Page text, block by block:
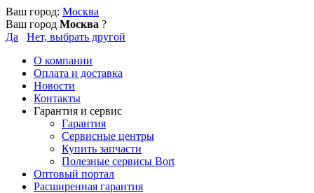
Ваш город: Москва
Ваш город Москва ?
Да
Нет, выбрать другой
О компании
Оплата и доставка
Новости
Контакты
Гарантия и сервис
Гарантия
Сервисные центры
Купить запчасти
Полезные сервисы Bort
Оптовый портал
Расширенная гарантия